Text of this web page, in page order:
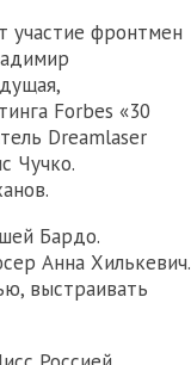
участие фронтмен
Forbes «30
Dreamlaser
Чучко.
Бардо.
Анна Хилькевич.
выстраивать